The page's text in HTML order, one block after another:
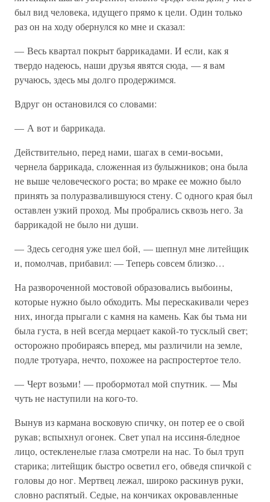
был вид человека, идущего прямо к цели. Один только
раз он на ходу обернулся ко мне и сказал:
— Весь квартал покрыт баррикадами. И если, как я
твердо надеюсь, наши друзья явятся сюда, — я вам
ручаюсь, здесь мы долго продержимся.
Вдруг он остановился со словами:
— А вот и баррикада.
Действительно, перед нами, шагах в семи-восьми,
чернела баррикада, сложенная из булыжников; она была
не выше человеческого роста; во мраке ее можно было
принять за полуразвалившуюся стену. С одного края был
оставлен узкий проход. Мы пробрались сквозь него. За
баррикадой не было ни души.
— Здесь сегодня уже шел бой, — шепнул мне литейщик
и, помолчав, прибавил: — Теперь совсем близко…
На развороченной мостовой образовались выбоины,
которые нужно было обходить. Мы перескакивали через
них, иногда прыгали с камня на камень. Как бы тьма ни
была густа, в ней всегда мерцает какой-то тусклый свет;
осторожно пробираясь вперед, мы различили на земле,
подле тротуара, нечто, похожее на распростертое тело.
— Черт возьми! — пробормотал мой спутник. — Мы
чуть не наступили на кого-то.
Вынув из кармана восковую спичку, он потер ее о свой
рукав; вспыхнул огонек. Свет упал на иссиня-бледное
лицо, остекленелые глаза смотрели на нас. То был труп
старика; литейщик быстро осветил его, обведя спичкой с
головы до ног. Мертвец лежал, широко раскинув руки,
словно распятый. Седые, на кончиках окровавленные